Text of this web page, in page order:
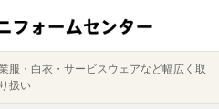
服・白衣・サービスウェアなど幅広く取
り扱い